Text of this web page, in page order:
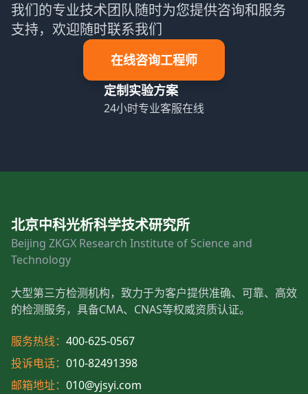
我们的专业技术团队随时为您提供咨询和服务
支持，欢迎随时联系我们
在线咨询工程师
定制实验方案
24小时专业客服在线
北京中科光析科学技术研究所
Beijing ZKGX Research Institute of Science and
Technology
大型第三方检测机构，致力于为客户提供准确、可靠、高效
的检测服务，具备CMA、CNAS等权威资质认证。
服务热线： 400-625-0567
投诉电话： 010-82491398
邮箱地址： 010@yjsyi.com